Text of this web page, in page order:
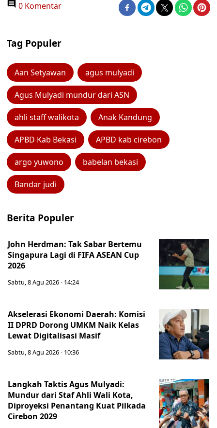
0 Komentar
Tag Populer
Aan Setyawan agus mulyadi
Agus Mulyadi mundur dari ASN
ahli staff walikota Anak Kandung
APBD Kab Bekasi APBD kab cirebon
argo yuwono babelan bekasi
Bandar judi
Berita Populer
John Herdman: Tak Sabar Bertemu
Singapura Lagi di FIFA ASEAN Cup
2026
Sabtu, 8 Agu 2026 - 14:24
Akselerasi Ekonomi Daerah: Komisi
II DPRD Dorong UMKM Naik Kelas
Lewat Digitalisasi Masif
Sabtu, 8 Agu 2026 - 10:36
Langkah Taktis Agus Mulyadi:
Mundur dari Staf Ahli Wali Kota,
Diproyeksi Penantang Kuat Pilkada
Cirebon 2029